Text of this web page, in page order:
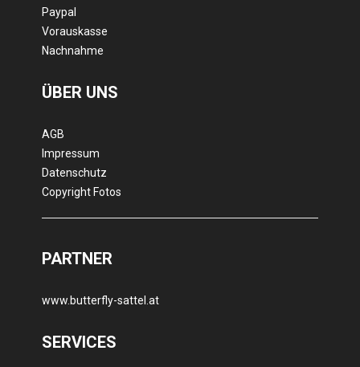
Paypal
Vorauskasse
Nachnahme
ÜBER UNS
AGB
Impressum
Datenschutz
Copyright Fotos
PARTNER
www.butterfly-sattel.at
SERVICES